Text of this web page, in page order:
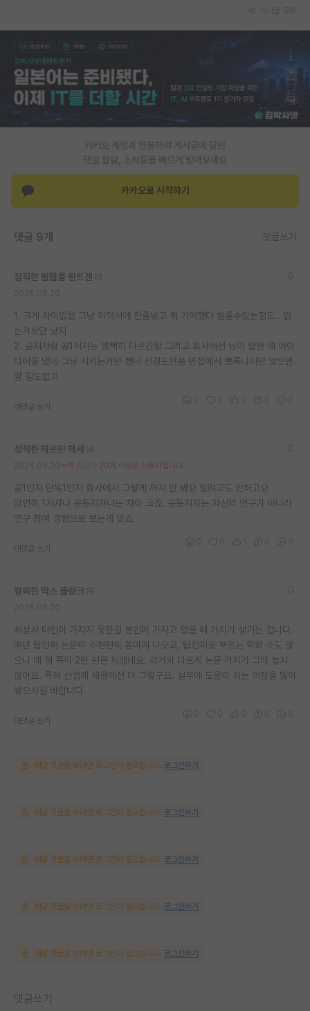
반도체/AI 게시판
장학금/장학생 게시판
학술 정보 게시판
홍보 게시판
유학교육
이벤트
반도체 아카데미
카카오 계정과 연동하여 게시글에 달린
댓글 알람, 소식등을 빠르게 받아보세요
카카오로 시작하기
댓글 9개 댓글쓰기
정직한 빌헬름 뢴트겐
1. 크게 차이없음 그냥 이력서에 한줄넣고 뭐 기여했다 썰풀수있는정도.. 없
는거보단 낫지
2. 공저자랑 공1저자는 명백히 다르긴함 그리고 회사에선 님이 말한 뭐 아이
디어를 냈네 그냥 시키는거만 했네 신경도안씀 면접에서 뽀록나지만 않으면
알 길도없고
대댓글 쓰기
정직한 헤르만 헤세
누적 신고가 20개 이상인 사용자입니다.
공1인지 단독1인지 회사에서 그렇게 까지 안 봐요 알려고도 안하고요
당연히 1저자냐 공동저자냐는 차이 크죠. 공동저자는 자신의 연구가 아니라
연구 참여 경험으로 보는게 맞죠
대댓글 쓰기
행복한 막스 플랑크
세상사 타인이 가지지 못한걸 본인이 가지고 있을 때 가치가 생기는 겁니다.
매년 탑컨퍼 논문이 수천편씩 쏟아져 나오고, 탑컨퍼로 부르는 학회 수도 많
으니 매 해 족히 2만 편은 되겠네요. 과거와 다르게 논문 가치가 그닥 높지
않아요. 특히 산업계 채용에선 더 그렇구요. 실무에 도움이 되는 역량을 많이
쌓으시길 바랍니다.
대댓글 쓰기
해당 댓글을 보려면 로그인이 필요합니다. 로그인하기
해당 댓글을 보려면 로그인이 필요합니다. 로그인하기
해당 댓글을 보려면 로그인이 필요합니다. 로그인하기
해당 댓글을 보려면 로그인이 필요합니다. 로그인하기
해당 댓글을 보려면 로그인이 필요합니다. 로그인하기
댓글쓰기